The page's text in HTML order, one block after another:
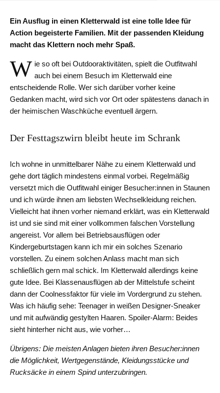
Ein Ausflug in einen Kletterwald ist eine tolle Idee für
Action begeisterte Familien. Mit der passenden Kleidung
macht das Klettern noch mehr Spaß.
W ie so oft bei Outdooraktivitäten, spielt die Outfitwahl
auch bei einem Besuch im Kletterwald eine
entscheidende Rolle. Wer sich darüber vorher keine
Gedanken macht, wird sich vor Ort oder spätestens danach in
der heimischen Waschküche eventuell ärgern.
Der Festtagszwirn bleibt heute im Schrank
Ich wohne in unmittelbarer Nähe zu einem Kletterwald und
gehe dort täglich mindestens einmal vorbei. Regelmäßig
versetzt mich die Outfitwahl einiger Besucher:innen in Staunen
und ich würde ihnen am liebsten Wechselkleidung reichen.
Vielleicht hat ihnen vorher niemand erklärt, was ein Kletterwald
ist und sie sind mit einer vollkommen falschen Vorstellung
angereist. Vor allem bei Betriebsausflügen oder
Kindergeburtstagen kann ich mir ein solches Szenario
vorstellen. Zu einem solchen Anlass macht man sich
schließlich gern mal schick. Im Kletterwald allerdings keine
gute Idee. Bei Klassenausflügen ab der Mittelstufe scheint
dann der Coolnessfaktor für viele im Vordergrund zu stehen.
Was ich häufig sehe: Teenager in weißen Designer-Sneaker
und mit aufwändig gestylten Haaren. Spoiler-Alarm: Beides
sieht hinterher nicht aus, wie vorher…
Übrigens: Die meisten Anlagen bieten ihren Besucher:innen
die Möglichkeit, Wertgegenstände, Kleidungsstücke und
Rucksäcke in einem Spind unterzubringen.